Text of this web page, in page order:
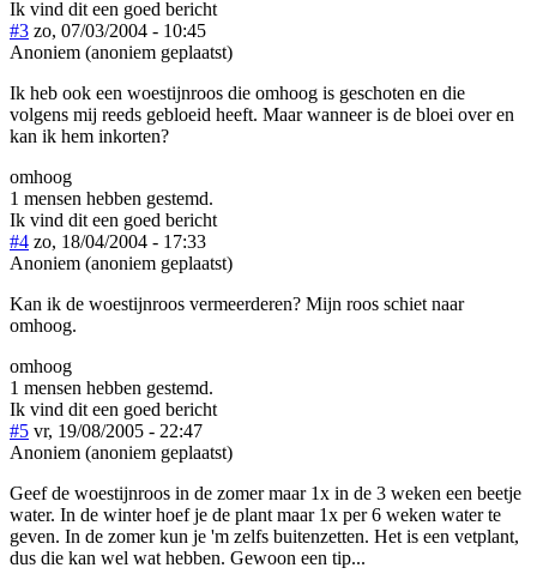
Ik vind dit een goed bericht
#3 zo, 07/03/2004 - 10:45
Anoniem (anoniem geplaatst)
Ik heb ook een woestijnroos die omhoog is geschoten en die
volgens mij reeds gebloeid heeft. Maar wanneer is de bloei over en
kan ik hem inkorten?
omhoog
1 mensen hebben gestemd.
Ik vind dit een goed bericht
#4 zo, 18/04/2004 - 17:33
Anoniem (anoniem geplaatst)
Kan ik de woestijnroos vermeerderen? Mijn roos schiet naar
omhoog.
omhoog
1 mensen hebben gestemd.
Ik vind dit een goed bericht
#5 vr, 19/08/2005 - 22:47
Anoniem (anoniem geplaatst)
Geef de woestijnroos in de zomer maar 1x in de 3 weken een beetje
water. In de winter hoef je de plant maar 1x per 6 weken water te
geven. In de zomer kun je 'm zelfs buitenzetten. Het is een vetplant,
dus die kan wel wat hebben. Gewoon een tip...